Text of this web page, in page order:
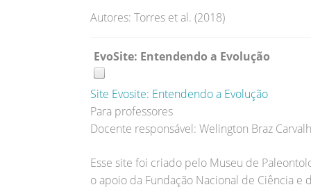
Autores: Torres et al. (2018)
EvoSite: Entendendo a Evolução
Site Evosite: Entendendo a Evolução
Para professores
Docente responsável: Welington Braz
Esse site foi criado pelo Museu de
o apoio da Fundação Nacional de Ciência